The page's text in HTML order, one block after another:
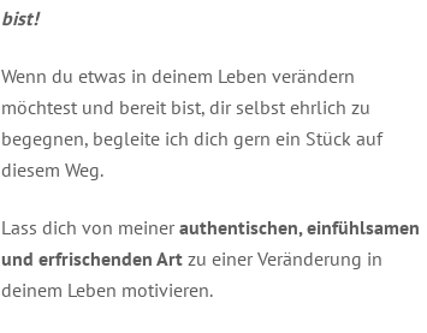
bist!
Wenn du etwas in deinem Leben verändern
möchtest und bereit bist, dir selbst ehrlich zu
begegnen, begleite ich dich gern ein Stück auf
diesem Weg.
Lass dich von meinerauthentischen, einfühlsamen
und erfrischenden Art zu einer Veränderung in
deinem Leben motivieren.